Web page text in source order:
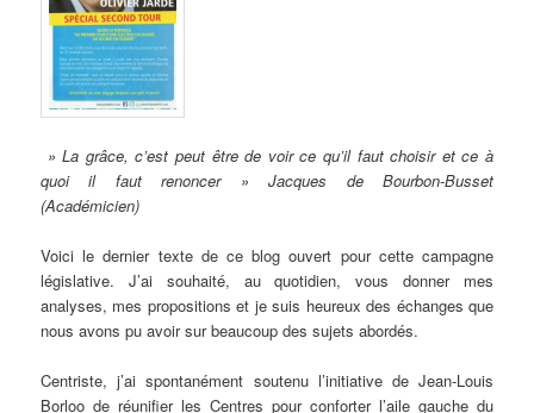
» La grâce, c’est peut être de voir ce qu’il faut choisir et ce à
quoi il faut renoncer »Jacques de Bourbon-Busset
(Académicien)
Voici le dernier texte de ce blog ouvert pour cette campagne
législative. J’ai souhaité, au quotidien, vous donner mes
analyses, mes propositions et je suis heureux des échanges que
nous avons pu avoir sur beaucoup des sujets abordés.
Centriste, j’ai spontanément soutenu l’initiative de Jean-Louis
Borloo de réunifier les Centres pour conforter l’aile gauche du